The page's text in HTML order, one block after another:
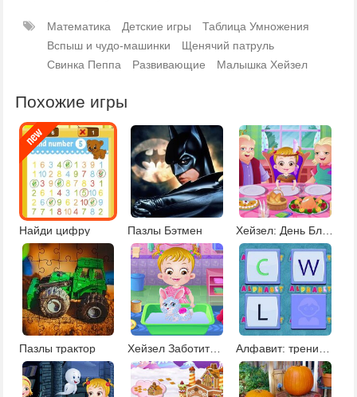
Математика Детские игры
Таблица Умножения
Вспыш и чудо-машинки
Щенячий патруль
Свинка Пеппа
Развивающие Малышка Хейзел
Похожие игры
Найди цифру Пазлы Бэтмен Хейзел: День Благодарения
Пазлы трактор Хейзел Заботиться о Кролике